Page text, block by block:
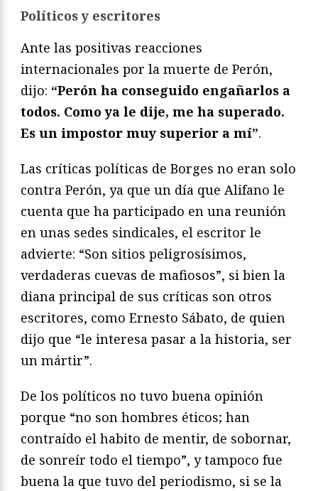
Políticos y escritores
Ante las positivas reacciones
internacionales por la muerte de Perón,
dijo: “Perón ha conseguido engañarlos a
todos. Como ya le dije, me ha superado.
Es un impostor muy superior a mí”.
Las críticas políticas de Borges no eran solo
contra Perón, ya que un día que Alifano le
cuenta que ha participado en una reunión
en unas sedes sindicales, el escritor le
advierte: “Son sitios peligrosísimos,
verdaderas cuevas de mafiosos”, si bien la
diana principal de sus críticas son otros
escritores, como Ernesto Sábato, de quien
dijo que “le interesa pasar a la historia, ser
un mártir”.
De los políticos no tuvo buena opinión
porque “no son hombres éticos; han
contraído el habito de mentir, de sobornar,
de sonreír todo el tiempo”, y tampoco fue
buena la que tuvo del periodismo, si se la